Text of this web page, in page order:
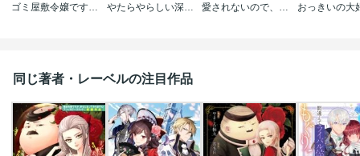
やたらやらしい深見くん
同じ著者・レーベルの注目作品